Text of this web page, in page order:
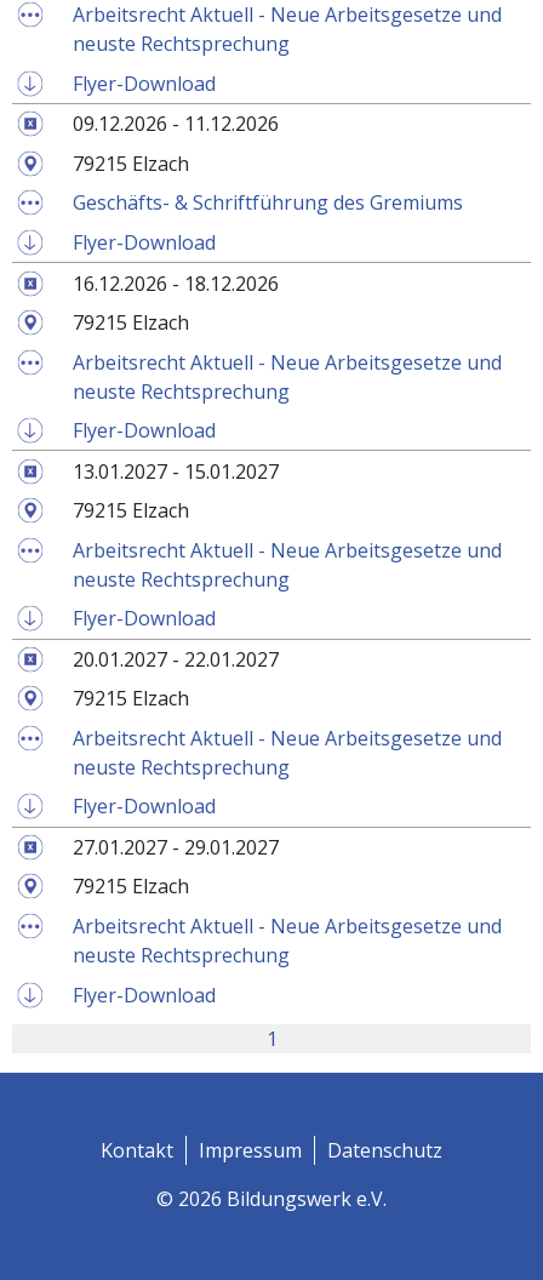
Arbeitsrecht Aktuell - Neue Arbeitsgesetze und
neuste Rechtsprechung
Flyer-Download
09.12.2026 - 11.12.2026
79215 Elzach
Geschäfts- & Schriftführung des Gremiums
Flyer-Download
16.12.2026 - 18.12.2026
79215 Elzach
Arbeitsrecht Aktuell - Neue Arbeitsgesetze und
neuste Rechtsprechung
Flyer-Download
13.01.2027 - 15.01.2027
79215 Elzach
Arbeitsrecht Aktuell - Neue Arbeitsgesetze und
neuste Rechtsprechung
Flyer-Download
20.01.2027 - 22.01.2027
79215 Elzach
Arbeitsrecht Aktuell - Neue Arbeitsgesetze und
neuste Rechtsprechung
Flyer-Download
27.01.2027 - 29.01.2027
79215 Elzach
Arbeitsrecht Aktuell - Neue Arbeitsgesetze und
neuste Rechtsprechung
Flyer-Download
1
Kontakt Impressum
Datenschutz
© 2026 Bildungswerk e.V.